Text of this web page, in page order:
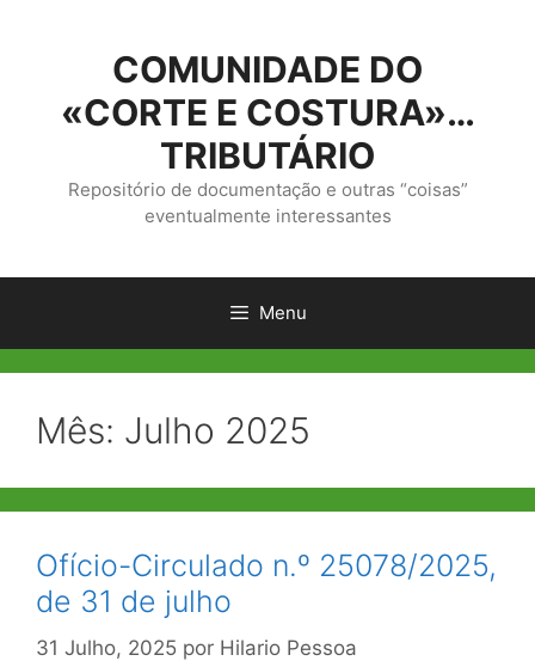
conteúdo
COMUNIDADE DO
«CORTE E COSTURA»…
TRIBUTÁRIO
Repositório de documentação e outras “coisas”
eventualmente interessantes
Menu
Mês: Julho 2025
Ofício-Circulado n.º 25078/2025,
de 31 de julho
31 Julho, 2025 por Hilario Pessoa